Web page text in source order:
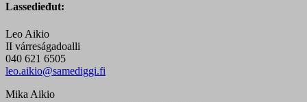
Lassedieđut:
Leo Aikio
II várreságadoalli
040 621 6505
leo.aikio@samediggi.fi
Mika Aikio